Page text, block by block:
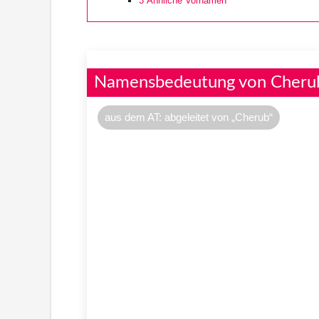
Namensbedeutung von
aus dem AT: abgeleitet von „Cherub“